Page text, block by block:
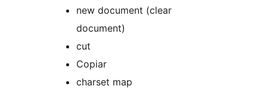
new document (clear
document)
cut
Copiar
charset map